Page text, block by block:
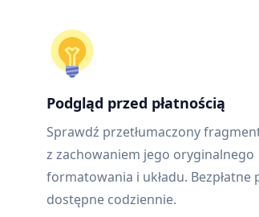
Podgląd przed płatnością
Sprawdź przetłumaczony
z zachowaniem jego oryginalnego
formatowania i układu. Bezpłatne
dostępne codziennie.